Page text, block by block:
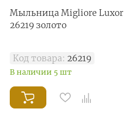
Мыльница Migliore Luxor
26219 золото
Код товара: 26219
В наличии 5 шт